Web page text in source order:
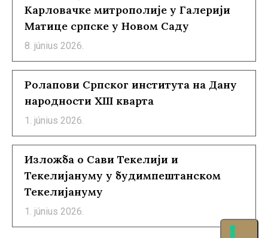
Карловачке митрополије у Галерији
Матице српске у Новом Саду
8. június 2026.
Ролапови Српског института на Дану
народности XIII кварта
1. június 2026.
Изложба о Сави Текелији и
Текелијануму у будимпештанском
Текелијануму
1. június 2026.